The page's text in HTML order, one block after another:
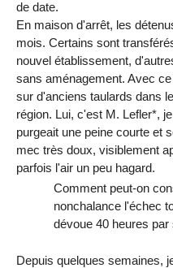
de date.
En maison d'arrêt, les
mois. Certains sont
nouvel établissement,
sans aménagement. Avec ce
sur d'anciens taulards dans
région. Lui, c'est M. Lefler*,
purgeait une peine courte et
mec très doux, visiblement
parfois l'air un peu hagard.
Comment peut-on
nonchalance l'échec
dévoue 40 heures par
Depuis quelques semaines,